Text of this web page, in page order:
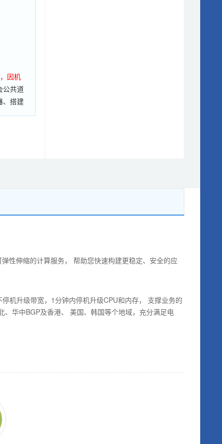
因机
公共道
、搭建
施，如
性伸缩的计算服务， 帮助您快速构建更稳定、安全的应
机升级带宽，1分钟内停机升级CPU和内存， 支撑业务的
华中BGP及香港、 美国、韩国等个地域，充分满足电